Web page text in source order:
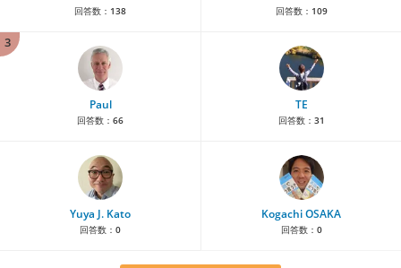
回答数： 138 回答数： 109
3
Paul
回答数： 66
TE
回答数： 31
Yuya J. Kato
回答数： 0
Kogachi OSAKA
回答数： 0